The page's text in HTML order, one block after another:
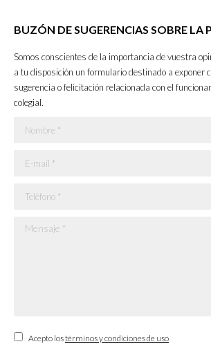
opens
new
window
opens
new
window
opens
new
window
opens
in
new
window
BUZÓN DE SUGERENCIAS SOBRE LA
Somos conscientes de la importancia de vuestra
a tu disposición un formulario destinado a exponer
sugerencia o felicitación relacionada con el
colegial.
Nombre *
E-mail *
Teléfono *
Mensaje *
Acepto lostérminos y condiciones de uso